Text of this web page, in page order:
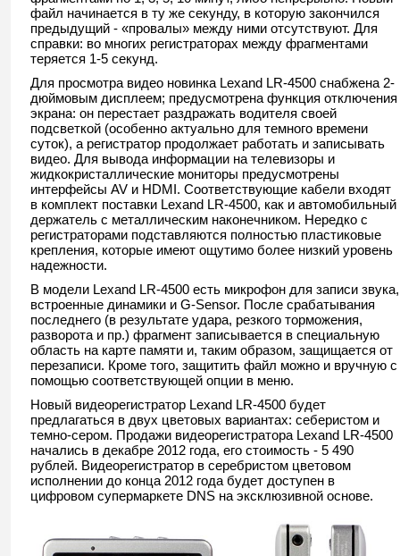
файл начинается в ту же секунду, в которую закончился
предыдущий - «провалы» между ними отсутствуют. Для
справки: во многих регистраторах между фрагментами
теряется 1-5 секунд.
Для просмотра видео новинка Lexand LR-4500 снабжена 2-
дюймовым дисплеем; предусмотрена функция отключения
экрана: он перестает раздражать водителя своей
подсветкой (особенно актуально для темного времени
суток), а регистратор продолжает работать и записывать
видео. Для вывода информации на телевизоры и
жидкокристаллические мониторы предусмотрены
интерфейсы AV и HDMI. Соответствующие кабели входят
в комплект поставки Lexand LR-4500, как и автомобильный
держатель с металлическим наконечником. Нередко с
регистраторами подставляются полностью пластиковые
крепления, которые имеют ощутимо более низкий уровень
надежности.
В модели Lexand LR-4500 есть микрофон для записи звука,
встроенные динамики и G-Sensor. После срабатывания
последнего (в результате удара, резкого торможения,
разворота и пр.) фрагмент записывается в специальную
область на карте памяти и, таким образом, защищается от
перезаписи. Кроме того, защитить файл можно и вручную с
помощью соответствующей опции в меню.
Новый видеорегистратор Lexand LR-4500 будет
предлагаться в двух цветовых вариантах: себеристом и
темно-сером. Продажи видеорегистратора Lexand LR-4500
начались в декабре 2012 года, его стоимость - 5 490
рублей. Видеорегистратор в серебристом цветовом
исполнении до конца 2012 года будет доступен в
цифровом супермаркете DNS на эксклюзивной основе.